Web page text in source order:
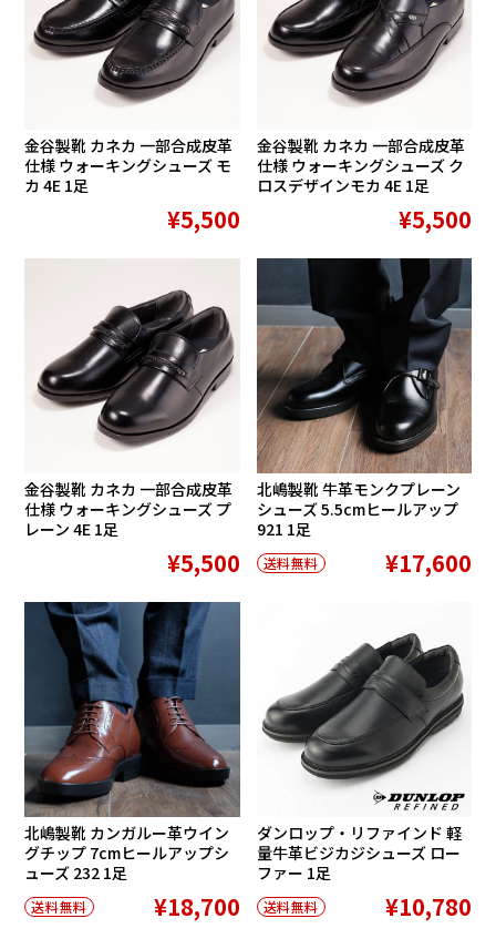
金谷製靴 カネカ 一部合成皮革
仕様 ウォーキングシューズ モ
カ 4E 1足
¥5,500
金谷製靴 カネカ 一部合成皮革
仕様 ウォーキングシューズ ク
ロスデザインモカ 4E 1足
¥5,500
金谷製靴 カネカ 一部合成皮革
仕様 ウォーキングシューズ プ
レーン 4E 1足
¥5,500
北嶋製靴 牛革モンクプレーン
シューズ 5.5cmヒールアップ
921 1足
送料無料 ¥17,600
北嶋製靴 カンガルー革ウイン
グチップ 7cmヒールアップシ
ューズ 232 1足
送料無料 ¥18,700
ダンロップ・リファインド 軽
量牛革ビジカジシューズ ロー
ファー 1足
送料無料 ¥10,780